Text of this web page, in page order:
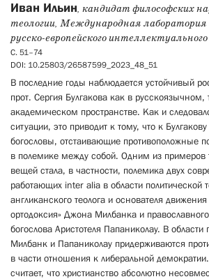
Иван Ильин, кандидат философских
теологии, Международная лаборатория
русско-европейского
C. 51–74
DOI: 10.25803/26587599_2023_48_51
В последние годы наблюдается устойчивый
прот. Сергия Булгакова как в русскоязычном,
академическом пространстве. Как и
ситуации, это приводит к тому, что к
богословы, отстаивающие противоположные
в полемике между собой. Одним из примеров
вещей стала, в частности, полемика двух
работающих inter alia в области политической
англиканского теолога и основателя
ортодоксия» Джона Милбанка и
богослова Аристотеля Папаниколау. В области
Милбанк и Папаниколау придерживаются
в части отношения к либеральной
считает, что христианство абсолютно